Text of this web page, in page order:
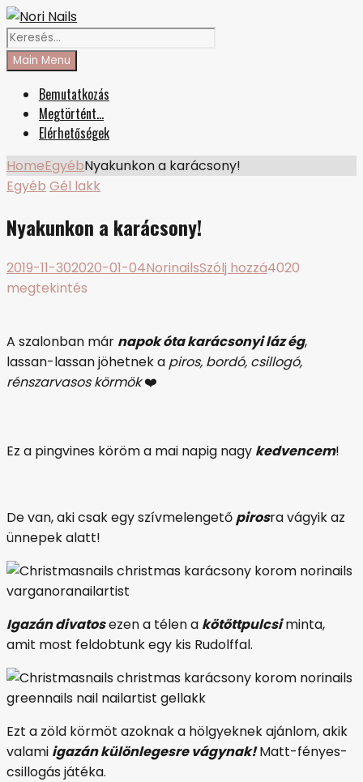
Skip
to
content
Facebook
Instagram
Nori Nails
körmös blog
Search
for:
Main Menu
Bemutatkozás
Megtörtént…
Elérhetőségek
HomeEgyébNyakunkon a karácsony!
Egyéb Gél lakk
Nyakunkon a karácsony!
2019-11-302020-01-04NorinailsSzólj hozzáon
4020
megtekintés
A szalonban már napok óta karácsonyi láz ég,
lassan-lassan jöhetnek a piros, bordó, csillogó,
rénszarvasos körmök❤️
Ez a pingvines köröm a mai napig nagy kedvencem!
De van, aki csak egy szívmelengetőpirosra vágyik az
ünnepek alatt!
Igazán divatosezen a télen a kötöttpulcsiminta,
amit most feldobtunk egy kis Rudolffal.
Ezt a zöld körmöt azoknak a hölgyeknek ajánlom, akik
valami igazán különlegesre vágynak!Matt-fényes-
csillogás játéka.